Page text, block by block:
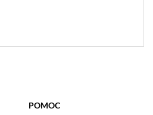
POMOC